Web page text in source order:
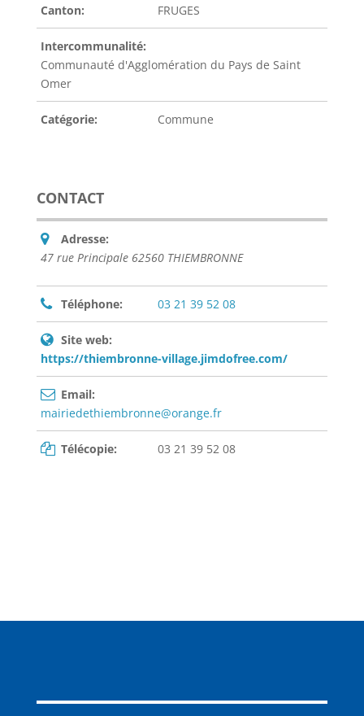
Canton: FRUGES
Intercommunalité:
Communauté d'Agglomération du Pays de Saint
Omer
Catégorie: Commune
CONTACT
Adresse:
47 rue Principale 62560 THIEMBRONNE
Téléphone: 03 21 39 52 08
Site web:
https://thiembronne-village.jimdofree.com/
Email:
mairiedethiembronne@orange.fr
Télécopie: 03 21 39 52 08